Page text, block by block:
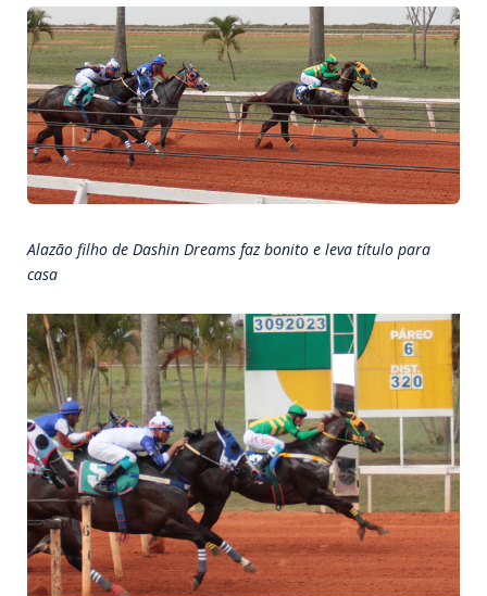
e
Alazão filho de Dashin Dreams faz bonito e leva título para
casa